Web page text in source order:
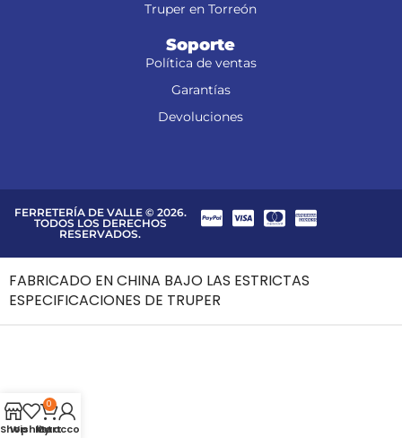
Truper en Torreón
Soporte
Política de ventas
Garantías
Devoluciones
FERRETERÍA DE VALLE © 2026.
TODOS LOS DERECHOS
RESERVADOS.
Shop
Wishlist
0
Cart
My account
FABRICADO EN CHINA BAJO LAS ESTRICTAS
ESPECIFICACIONES DE TRUPER